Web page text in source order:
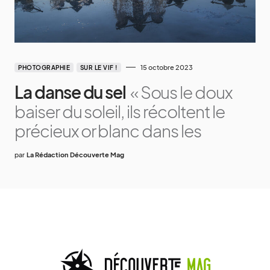
PHOTOGRAPHIE SUR LE VIF ! 15 octobre 2023
La danse du sel « Sous le doux
baiser du soleil, ils récoltent le
précieux or blanc dans les
par La Rédaction Découverte Mag